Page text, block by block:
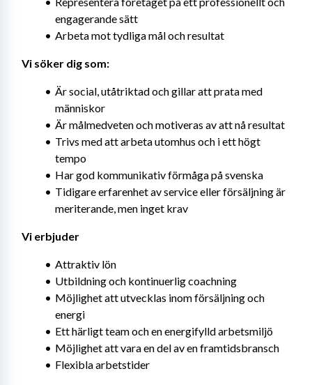
engagerande sätt
Arbeta mot tydliga mål och resultat
Vi söker dig som:
Är social, utåtriktad och gillar att prata med
människor
Är målmedveten och motiveras av att nå resultat
Trivs med att arbeta utomhus och i ett högt
tempo
Har god kommunikativ förmåga på svenska
Tidigare erfarenhet av service eller försäljning är
meriterande, men inget krav
Vi erbjuder
Attraktiv lön
Utbildning och kontinuerlig coachning
Möjlighet att utvecklas inom försäljning och
energi
Ett härligt team och en energifylld arbetsmiljö
Möjlighet att vara en del av en framtidsbransch
Flexibla arbetstider